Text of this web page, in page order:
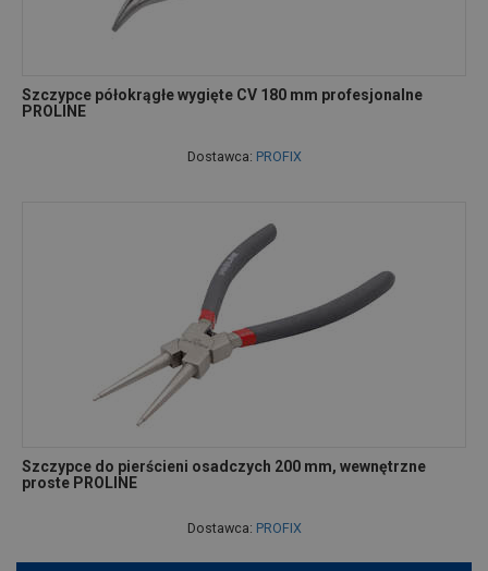
Szczypce półokrągłe wygięte CV 180 mm profesjonalne
PROLINE
Dostawca: PROFIX
Szczypce do pierścieni osadczych 200 mm, wewnętrzne
proste PROLINE
Dostawca: PROFIX